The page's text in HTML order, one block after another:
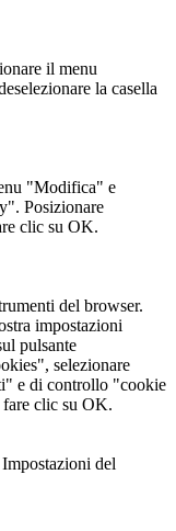
il menu
la casella
"Modifica" e
Posizionare
clic su OK.
del browser.
impostazioni
pulsante
selezionare
e di controllo "cookie
clic su OK.
del